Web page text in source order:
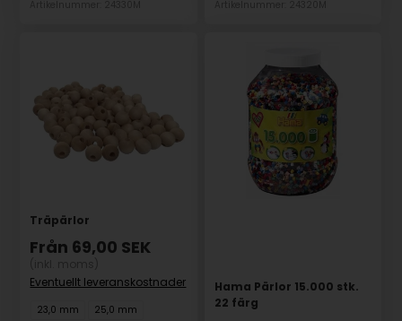
Träpärlor
Från 69,00 SEK
Eventuellt leveranskostnader
23,0 mm
25,0 mm
Hama Pärlor 15.000 stk.
22 färg